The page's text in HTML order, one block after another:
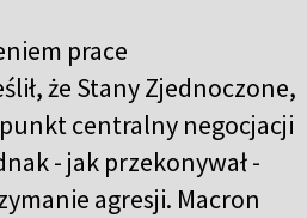
prace
że Stany Zjednoczone,
centralny negocjacji
- jak przekonywał -
agresji. Macron